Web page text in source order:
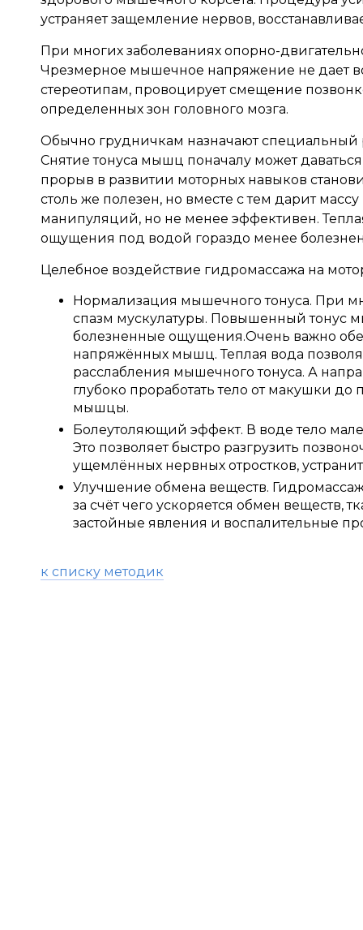
устраняет защемление нервов,
При многих заболеваниях опорно-
Чрезмерное мышечное напряжение не дает
стереотипам, провоцирует смещение
определенных зон головного мозга.
Обычно грудничкам назначают специальный
Снятие тонуса мышц поначалу может
прорыв в развитии моторных навыков
столь же полезен, но вместе с тем дарит
манипуляций, но не менее эффективен.
ощущения под водой гораздо менее
Целебное воздействие гидромассажа на
Нормализация мышечного тонуса. При
спазм мускулатуры. Повышенный тонус
болезненные ощущения.Очень важно
напряжённых мышц. Теплая вода
расслабления мышечного тонуса. А
глубоко проработать тело от макушки
мышцы.
Болеутоляющий эффект. В воде тело
Это позволяет быстро разгрузить
ущемлённых нервных отростков,
Улучшение обмена веществ.
за счёт чего ускоряется обмен
застойные явления и воспалительные
к списку методик